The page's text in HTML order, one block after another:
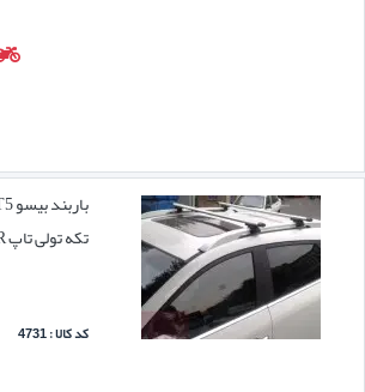
تکه تولی تاپ AFSHAR
کد کالا : 4731